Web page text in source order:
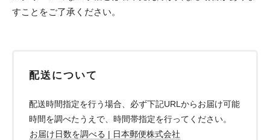
すことをご了承ください。
配送について
配送時間指定を行う場合、必ず下記URLからお届け可能
時間を調べたうえで、時間帯指定を行ってください。
お届け日数を調べる | 日本郵便株式会社